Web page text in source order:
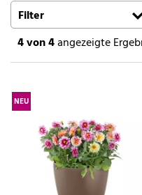
Filter
4von 4angezeigte
NEU